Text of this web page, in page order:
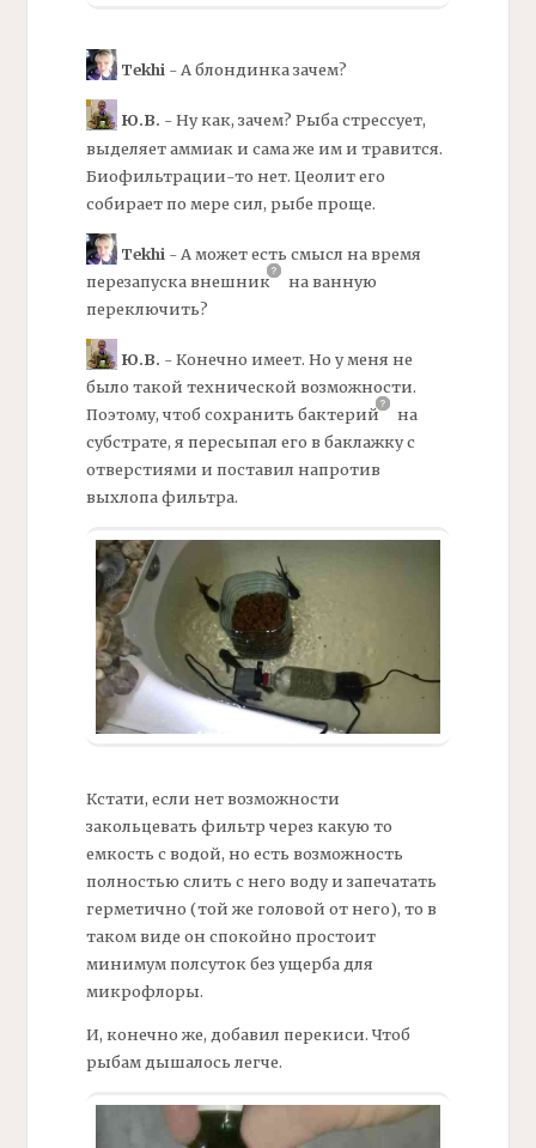
Tekhi- А блондинка зачем?
Ю.В. - Ну как, зачем? Рыба стрессует,
выделяетаммиак и сама же им и травится.
Биофильтрации-то нет. Цеолитего
собирает по мере сил, рыбе проще.
Tekhi - А может есть смысл на время
перезапускавнешник
на ванную
переключить?
Ю.В. - Конечно имеет. Но у меня не
было такой технической возможности.
Поэтому, чтоб сохранить бактерий
на
субстрате, я пересыпал его в баклажку с
отверстиями и поставил напротив
выхлопафильтра.
Кстати, если нет возможности
закольцевать фильтр через какую то
емкость с водой, но есть возможность
полностью слить с него воду и запечатать
герметично (той же головой от него), то в
таком виде он спокойно простоит
минимум полсуток без ущерба для
микрофлоры.
И, конечно же, добавил перекиси. Чтоб
рыбам дышалось легче.